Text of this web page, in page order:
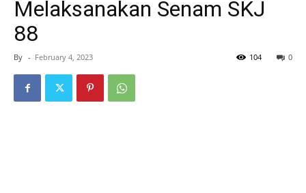
Melaksanakan Senam SKJ
88
By - February 4, 2023 0
104